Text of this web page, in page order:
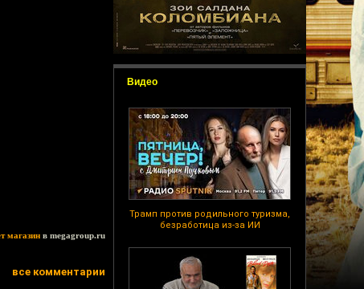
Видео
Трамп против родильного туризма,
безработица из-за ИИ
магазин в megagroup.ru
все комментарии